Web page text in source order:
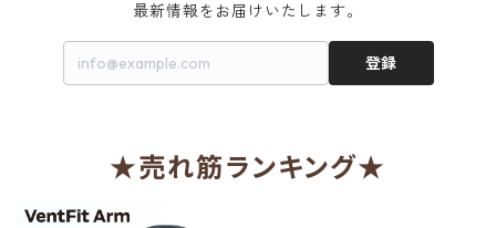
最新情報をお届けいたします。
登録
★売れ筋ランキング★